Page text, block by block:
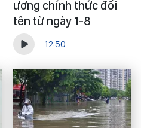
ương chính thức đổi
tên từ ngày 1-8
12:50